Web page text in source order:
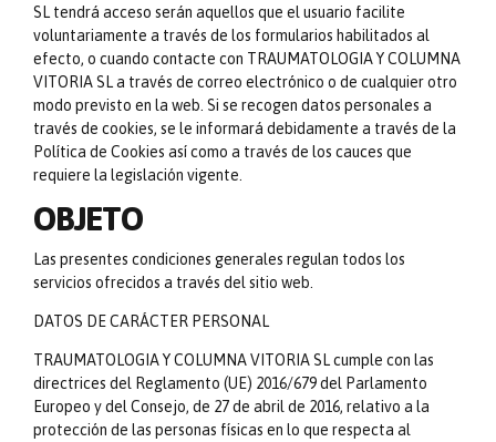
SL tendrá acceso serán aquellos que el usuario facilite
voluntariamente a través de los formularios habilitados al
efecto, o cuando contacte con TRAUMATOLOGIA Y COLUMNA
VITORIA SL a través de correo electrónico o de cualquier otro
modo previsto en la web. Si se recogen datos personales a
través de cookies, se le informará debidamente a través de la
Política de Cookies así como a través de los cauces que
requiere la legislación vigente.
OBJETO
Las presentes condiciones generales regulan todos los
servicios ofrecidos a través del sitio web.
DATOS DE CARÁCTER PERSONAL
TRAUMATOLOGIA Y COLUMNA VITORIA SL cumple con las
directrices del Reglamento (UE) 2016/679 del Parlamento
Europeo y del Consejo, de 27 de abril de 2016, relativo a la
protección de las personas físicas en lo que respecta al